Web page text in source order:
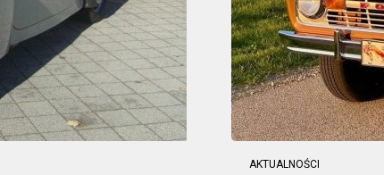
AKTUALNOŚCI